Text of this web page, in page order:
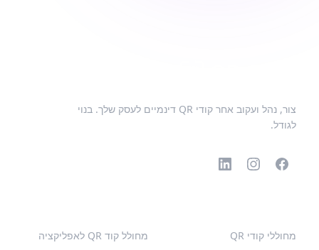
צור, נהל ועקוב אחר קודי QR דינמיים לעסק שלך. בנוי
לגודל.
מחוללי קודי QR
מחולל קוד QR לאפליקציה